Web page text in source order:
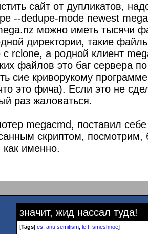
сайт от дупликатов,
--dedupe-mode newest
можно иметь тысячи
директории, такие
rclone, а родной клиент
файлов это баг сервера
сие криворукому
это фича). Если это не
раз жаловаться.
megacmd, поставил
скриптом, посмотрим,
как именно.
значит, жид нассал туда!
[Tags| .es anti-semitism left smeshnoe]